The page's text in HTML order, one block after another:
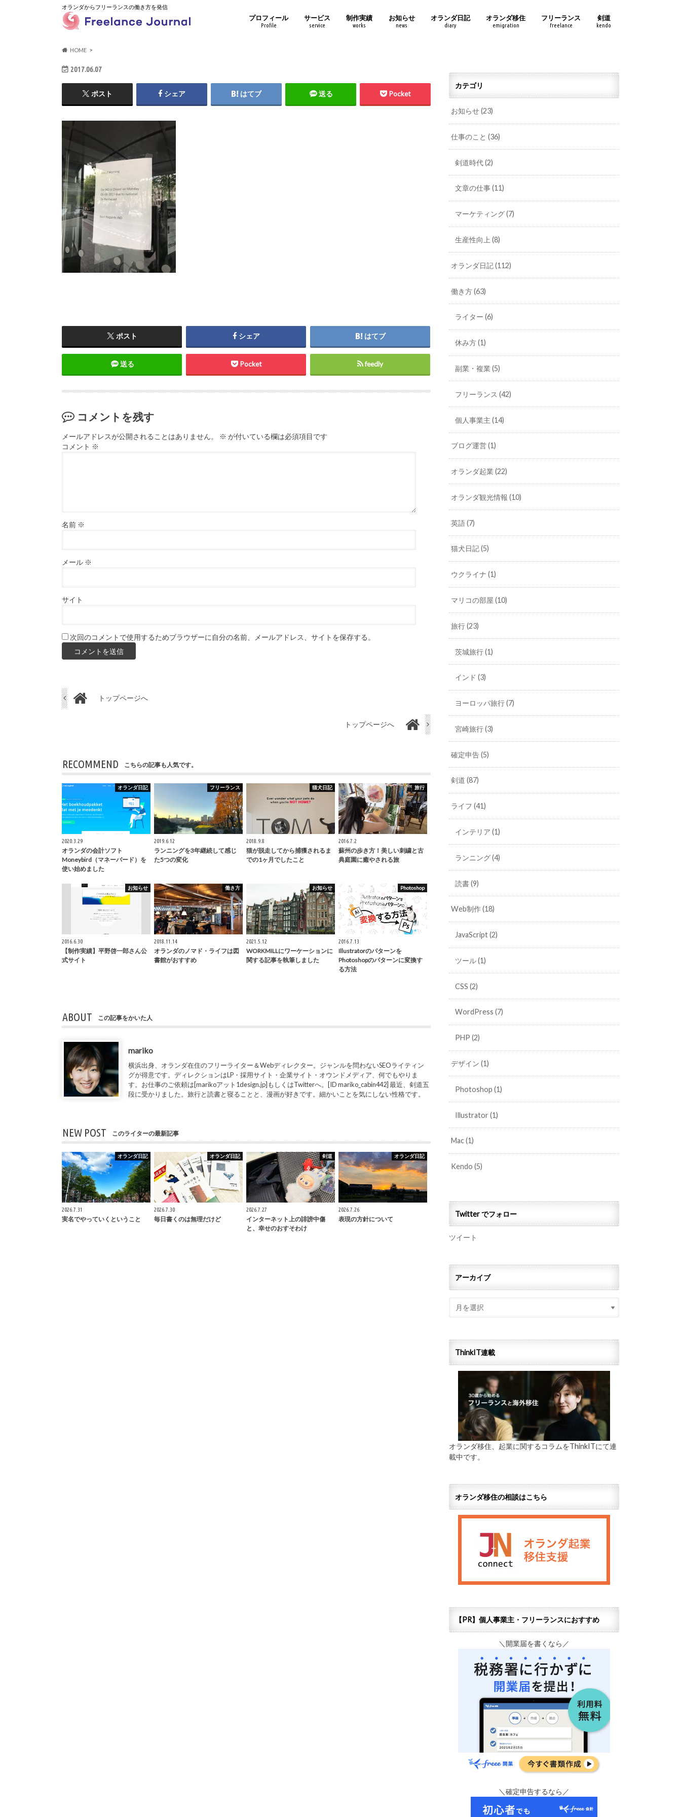
オランダからフリーランスの働き方を発信
プロフィール
Profile
サービス
service
制作実績
works
お知らせ
news
オランダ日記
diary
オランダ移住
emigration
フリーランス
freelance
剣道
kendo
HOME
2017.06.07
ポスト シェア はてブ 送る Pocket
ポスト シェア はてブ
送る Pocket feedly
コメントを残す
メールアドレスが公開されることはありません。 ※ が付いている欄は必須項目です
コメント ※
名前 ※
メール ※
サイト
次回のコメントで使用するためブラウザーに自分の名前、メールアドレス、サイトを保存する。
トップページへ
トップページへ
RECOMMEND こちらの記事も人気です。
オランダ日記
2020.3.29
オランダの会計ソフト
Moneybird（マネーバード）を
使い始めました
フリーランス
2019.6.12
ランニングを3年継続して感じ
た5つの変化
猫犬日記
2018.9.8
猫が脱走してから捕獲されるま
での1ヶ月でしたこと
旅行
2016.7.2
蘇州の歩き方！美しい刺繍と古
典庭園に癒やされる旅
お知らせ
2016.6.30
【制作実績】平野啓一郎さん公
式サイト
働き方
2018.11.14
オランダのノマド・ライフは図
書館がおすすめ
お知らせ
2021.5.12
WORKMILLにワーケーションに
関する記事を執筆しました
Photoshop
2016.7.13
Illustratorのパターンを
Photoshopのパターンに変換す
る方法
ABOUT この記事をかいた人
mariko
横浜出身、オランダ在住のフリーライター＆Webディレクター。ジャンルを問わないSEOライティン
グが得意です。ディレクションはLP・採用サイト・企業サイト・オウンドメディア、何でもやりま
す。お仕事のご依頼は[marikoアット1design.jp]もしくはTwitterへ。[ID mariko_cabin442] 最近、剣道五
段に受かりました。旅行と読書と寝ることと、漫画が好きです。細かいことを気にしない性格です。
NEW POST このライターの最新記事
オランダ日記
2026.7.31
実名でやっていくということ
オランダ日記
2026.7.30
毎日書くのは無理だけど
剣道
2026.7.27
インターネット上の誹謗中傷
と、幸せのおすそわけ
オランダ日記
2026.7.26
表現の方針について
カテゴリ
お知らせ(23)
仕事のこと(36)
剣道時代(2)
文章の仕事(11)
マーケティング(7)
生産性向上 (8)
オランダ日記(112)
働き方(63)
ライター (6)
休み方(1)
副業・複業 (5)
フリーランス (42)
個人事業主 (14)
ブログ運営(1)
オランダ起業(22)
オランダ観光情報(10)
英語(7)
猫犬日記(5)
ウクライナ(1)
マリコの部屋(10)
旅行(23)
茨城旅行(1)
インド (3)
ヨーロッパ旅行(7)
宮崎旅行(3)
確定申告(5)
剣道(87)
ライフ(41)
インテリア (1)
ランニング(4)
読書(9)
Web制作(18)
JavaScript(2)
ツール(1)
CSS (2)
WordPress (7)
PHP (2)
デザイン(1)
Photoshop (1)
Illustrator (1)
Mac(1)
Kendo(5)
Twitter でフォロー
ツイート
アーカイブ
ThinkIT連載
オランダ移住、起業に関するコラムをThinkITにて連
載中です。
オランダ移住の相談はこちら
【PR】個人事業主・フリーランスにおすすめ
＼開業届を書くなら／
＼確定申告するなら／